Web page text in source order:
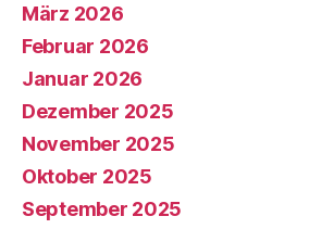
März 2026
Februar 2026
Januar 2026
Dezember 2025
November 2025
Oktober 2025
September 2025